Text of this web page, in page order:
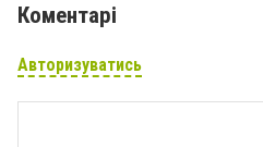
Коментарі
Авторизуватись